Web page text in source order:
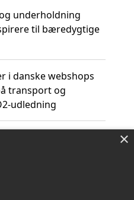
underholdning
til bæredygtige
i danske webshops
transport og
udledning
×